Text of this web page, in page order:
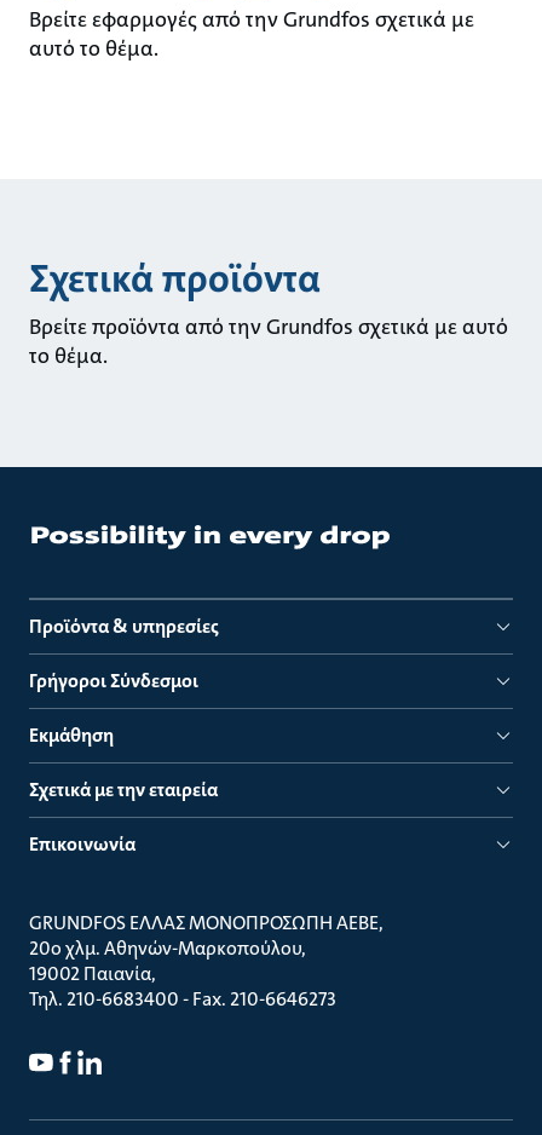
Βρείτε εφαρμογές από την Grundfos σχετικά με
αυτό το θέμα.
Σχετικά προϊόντα
Βρείτε προϊόντα από την Grundfos σχετικά με αυτό
το θέμα.
Προϊόντα & υπηρεσίες
Γρήγοροι Σύνδεσμοι
Εκμάθηση
Σχετικά με την εταιρεία
Επικοινωνία
GRUNDFOS ΕΛΛΑΣ ΜΟΝΟΠΡΟΣΩΠΗ ΑΕΒΕ
20ο χλμ. Αθηνών-Μαρκοπούλου
19002 Παιανία
Τηλ. 210-6683400 - Fax. 210-6646273